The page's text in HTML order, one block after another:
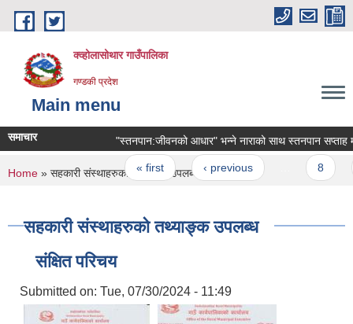
Skip to main content
क्व्होलासोथार गाउँपालिका
गण्डकी प्रदेश
Main menu
समाचार "स्तनपान:जीवनको आधार" भन्ने नाराको साथ स्तनपान सप्ताह
Pages
« first ‹ previous
You are here
Home » सहकारी संस्थाहरुको तथ्याङ्क उपलब्ध
सहकारी संस्थाहरुको तथ्याङ्क उपलब्ध
संक्षित परिचय
Submitted on: Tue, 07/30/2024 - 11:49